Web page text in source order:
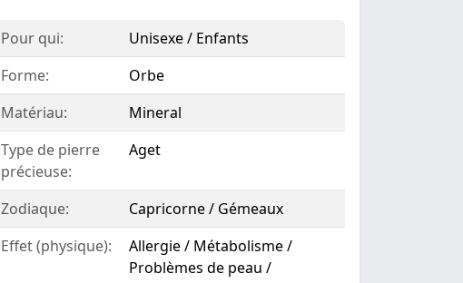
Pour qui:
Unisexe / Enfants
Forme:
Orbe
Matériau:
Mineral
Type de pierre
précieuse:
Aget
Zodiaque:
Capricorne / Gémeaux
Effet (physique):
Allergie / Métabolisme /
Problèmes de peau /